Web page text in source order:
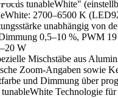
tunableWhite"
2700–6500 K
unabhängig von
0,5–10 %, PWM
W
Mischstäbe aus
Zoom-Angaben sowie
und Dimmung über
Technologie für